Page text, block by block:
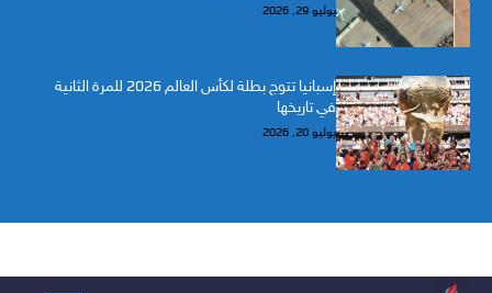
يوليو 29, 2026
إسبانيا تتوج بطلة لكأس العالم 2026 للمرة الثانية
في تاريخها
يوليو 20, 2026